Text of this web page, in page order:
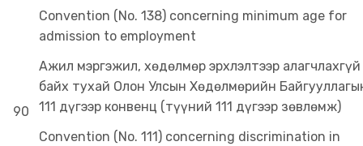
Convention (No. 138) concerning minimum age for
admission to employment
90
Ажил мэргэжил, хөдөлмөр эрхлэлтээр алагчлахгүй
байх тухай Олон Улсын Хөдөлмөрийн
111 дүгээр конвенц (түүний 111 дүгээр зөвлөмж)
Convention (No. 111) concerning discrimination in